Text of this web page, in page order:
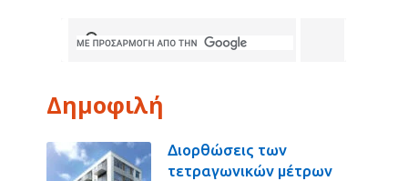
Δημοφιλή
Διορθώσεις των
τετραγωνικών μέτρων